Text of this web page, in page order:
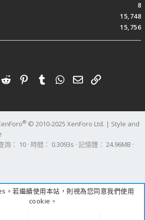
8
15,748
15,756
RedditPinterestTumblrWhatsApp
電子郵件
連結
® © 2010-2025 XenForo Ltd. | Style and
詢 10 時間 0.3093s 記憶體 24.96MB
。若繼續使用本站，則視為您同意我們使用
cookie。